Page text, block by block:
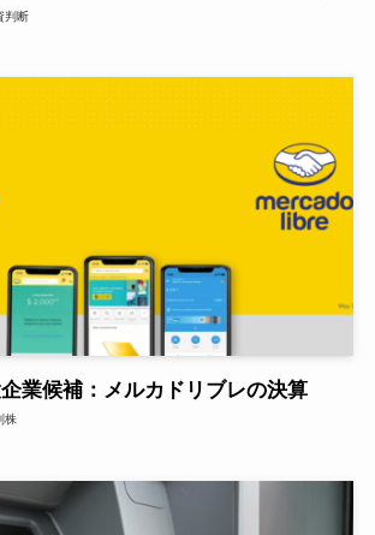
判断
業候補：メルカドリブレの決算
株